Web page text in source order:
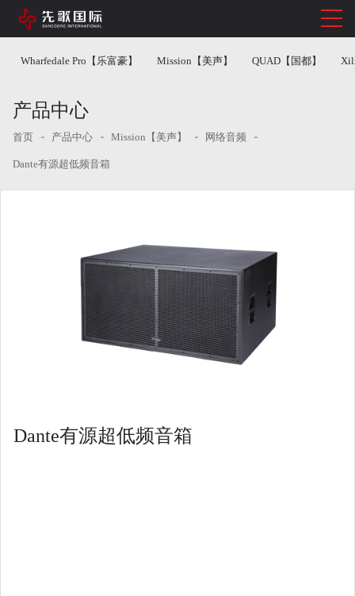
Wharfedale Pro【乐富豪】 Mission【美声】 QUAD【国都】
产品中心
首页 产品中心 Mission【美声】 网络音频
Dante有源超低频音箱
Dante有源超低频音箱